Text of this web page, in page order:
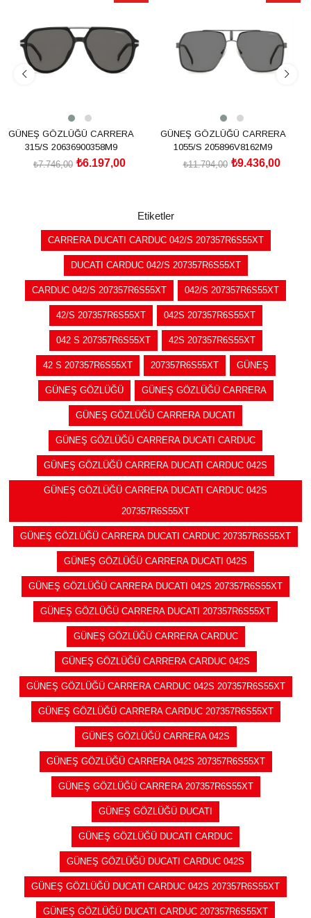
GÜNEŞ GÖZLÜĞÜ CARRERA
315/S 20636900358M9
₺6.197,00
₺7.746,00
GÜNEŞ GÖZLÜĞÜ CARRERA
1055/S 205896V8162M9
₺9.436,00
₺11.794,00
Etiketler
CARRERA DUCATI CARDUC 042/S 207357R6S55XT
DUCATI CARDUC 042/S 207357R6S55XT
CARDUC 042/S 207357R6S55XT 042/S 207357R6S55XT
42/S 207357R6S55XT 042S 207357R6S55XT
042 S 207357R6S55XT 42S 207357R6S55XT
42 S 207357R6S55XT 207357R6S55XT GÜNEŞ
GÜNEŞ GÖZLÜĞÜ GÜNEŞ GÖZLÜĞÜ CARRERA
GÜNEŞ GÖZLÜĞÜ CARRERA DUCATI
GÜNEŞ GÖZLÜĞÜ CARRERA DUCATI CARDUC
GÜNEŞ GÖZLÜĞÜ CARRERA DUCATI CARDUC 042S
GÜNEŞ GÖZLÜĞÜ CARRERA DUCATI CARDUC 042S
207357R6S55XT
GÜNEŞ GÖZLÜĞÜ CARRERA DUCATI CARDUC 207357R6S55XT
GÜNEŞ GÖZLÜĞÜ CARRERA DUCATI 042S
GÜNEŞ GÖZLÜĞÜ CARRERA DUCATI 042S 207357R6S55XT
GÜNEŞ GÖZLÜĞÜ CARRERA DUCATI 207357R6S55XT
GÜNEŞ GÖZLÜĞÜ CARRERA CARDUC
GÜNEŞ GÖZLÜĞÜ CARRERA CARDUC 042S
GÜNEŞ GÖZLÜĞÜ CARRERA CARDUC 042S 207357R6S55XT
GÜNEŞ GÖZLÜĞÜ CARRERA CARDUC 207357R6S55XT
GÜNEŞ GÖZLÜĞÜ CARRERA 042S
GÜNEŞ GÖZLÜĞÜ CARRERA 042S 207357R6S55XT
GÜNEŞ GÖZLÜĞÜ CARRERA 207357R6S55XT
GÜNEŞ GÖZLÜĞÜ DUCATI
GÜNEŞ GÖZLÜĞÜ DUCATI CARDUC
GÜNEŞ GÖZLÜĞÜ DUCATI CARDUC 042S
GÜNEŞ GÖZLÜĞÜ DUCATI CARDUC 042S 207357R6S55XT
GÜNEŞ GÖZLÜĞÜ DUCATI CARDUC 207357R6S55XT